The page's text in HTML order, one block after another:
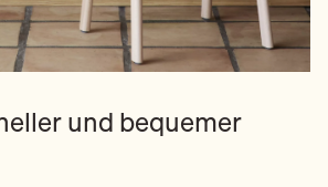
und bequemer